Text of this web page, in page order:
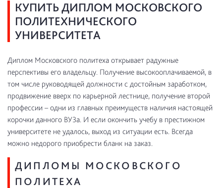
КУПИТЬ ДИПЛОМ МОСКОВСКОГО
ПОЛИТЕХНИЧЕСКОГО
УНИВЕРСИТЕТА
Диплом Московского политеха открывает радужные
перспективы его владельцу. Получение высокооплачиваемой, в
том числе руководящей должности с достойным заработком,
продвижение вверх по карьерной лестнице, получение второй
профессии – одни из главных преимуществ наличия настоящей
корочки данного ВУЗа. И если окончить учебу в престижном
университете не удалось, выход из ситуации есть. Всегда
можно недорого приобрести бланк на заказ.
ДИПЛОМЫ МОСКОВСКОГО
ПОЛИТЕХА